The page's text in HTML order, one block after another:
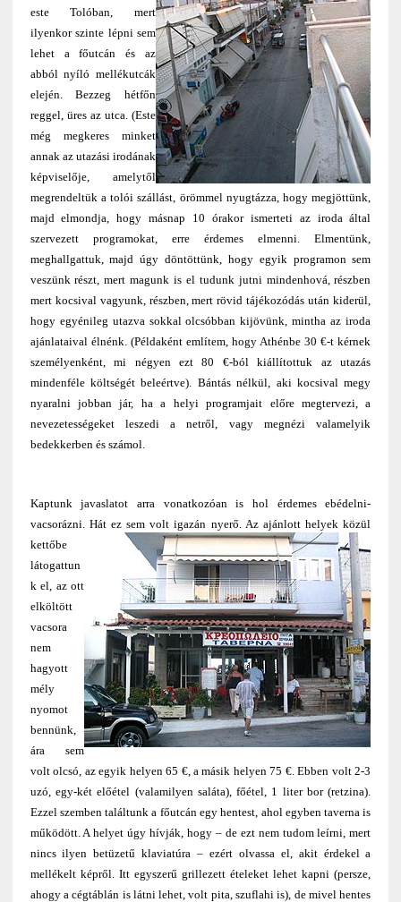
este Tolóban, mert
ilyenkor szinte lépni sem
lehet a főutcán és az
abból nyíló mellékutcák
elején. Bezzeg hétfőn
reggel, üres az utca. (Este
még megkeres minket
annak az utazási irodának
képviselője, amelytől
megrendeltük a tolói szállást, örömmel nyugtázza, hogy megjöttünk,
majd elmondja, hogy másnap 10 órakor ismerteti az iroda által
szervezett programokat, erre érdemes elmenni. Elmentünk,
meghallgattuk, majd úgy döntöttünk, hogy egyik programon sem
veszünk részt, mert magunk is el tudunk jutni mindenhová, részben
mert kocsival vagyunk, részben, mert rövid tájékozódás után kiderül,
hogy egyénileg utazva sokkal olcsóbban kijövünk, mintha az iroda
ajánlataival élnénk. (Példaként említem, hogy Athénbe 30 €-t kérnek
személyenként, mi négyen ezt 80 €-ból kiállítottuk az utazás
mindenféle költségét beleértve). Bántás nélkül, aki kocsival megy
nyaralni jobban jár, ha a helyi programjait előre megtervezi, a
nevezetességeket leszedi a netről, vagy megnézi valamelyik
bedekkerben és számol.
Kaptunk javaslatot arra vonatkozóan is hol érdemes ebédelni-
vacsorázni. Hát ez sem volt igazán nyerő.Az ajánlott helyek közül
kettőbe
látogattun
k el, az ott
elköltött
vacsora
nem
hagyott
mély
nyomot
bennünk,
ára sem
volt olcsó, az egyik helyen 65 €, a másik helyen 75 €. Ebben volt 2-3
uzó, egy-két előétel (valamilyen saláta), főétel, 1 liter bor (retzina).
Ezzel szemben találtunk a főutcán egy hentest, ahol egyben taverna is
működött. A helyet úgy hívják, hogy – de ezt nem tudom leírni, mert
nincs ilyen betüzetű klaviatúra – ezért olvassa el, akit érdekel a
mellékelt képről. Itt egyszerű grillezett ételeket lehet kapni (persze,
ahogy a cégtáblán is látni lehet, volt pita, szuflahi is), de mivel hentes